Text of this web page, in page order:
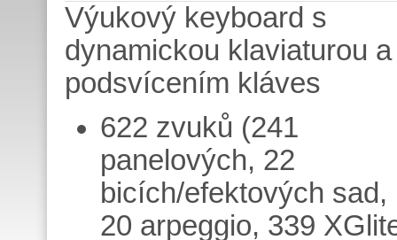
Výukový keyboard s
dynamickou klaviaturou a
podsvícením kláves
622 zvuků (241
panelových, 22
bicích/efektových sad,
20 arpeggio, 339